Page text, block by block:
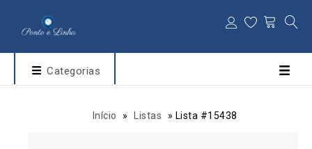
Categorias
Início » Listas » Lista #15438